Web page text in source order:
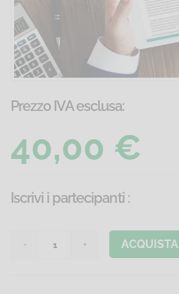
Prezzo IVA esclusa:
40,00 €
Iscrivi i partecipanti :
ACQUISTA